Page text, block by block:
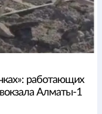
работающих
Алматы-1